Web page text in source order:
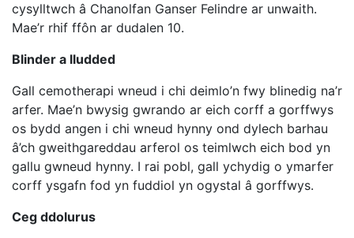
cysylltwch â Chanolfan Ganser Felindre ar unwaith.
Mae’r rhif ffôn ar dudalen 10.
Blinder a lludded
Gall cemotherapi wneud i chi deimlo’n fwy blinedig na’r
arfer. Mae’n bwysig gwrando ar eich corff a gorffwys
os bydd angen i chi wneud hynny ond dylech barhau
â’ch gweithgareddau arferol os teimlwch eich bod yn
gallu gwneud hynny. I rai pobl, gall ychydig o ymarfer
corff ysgafn fod yn fuddiol yn ogystal â gorffwys.
Ceg ddolurus